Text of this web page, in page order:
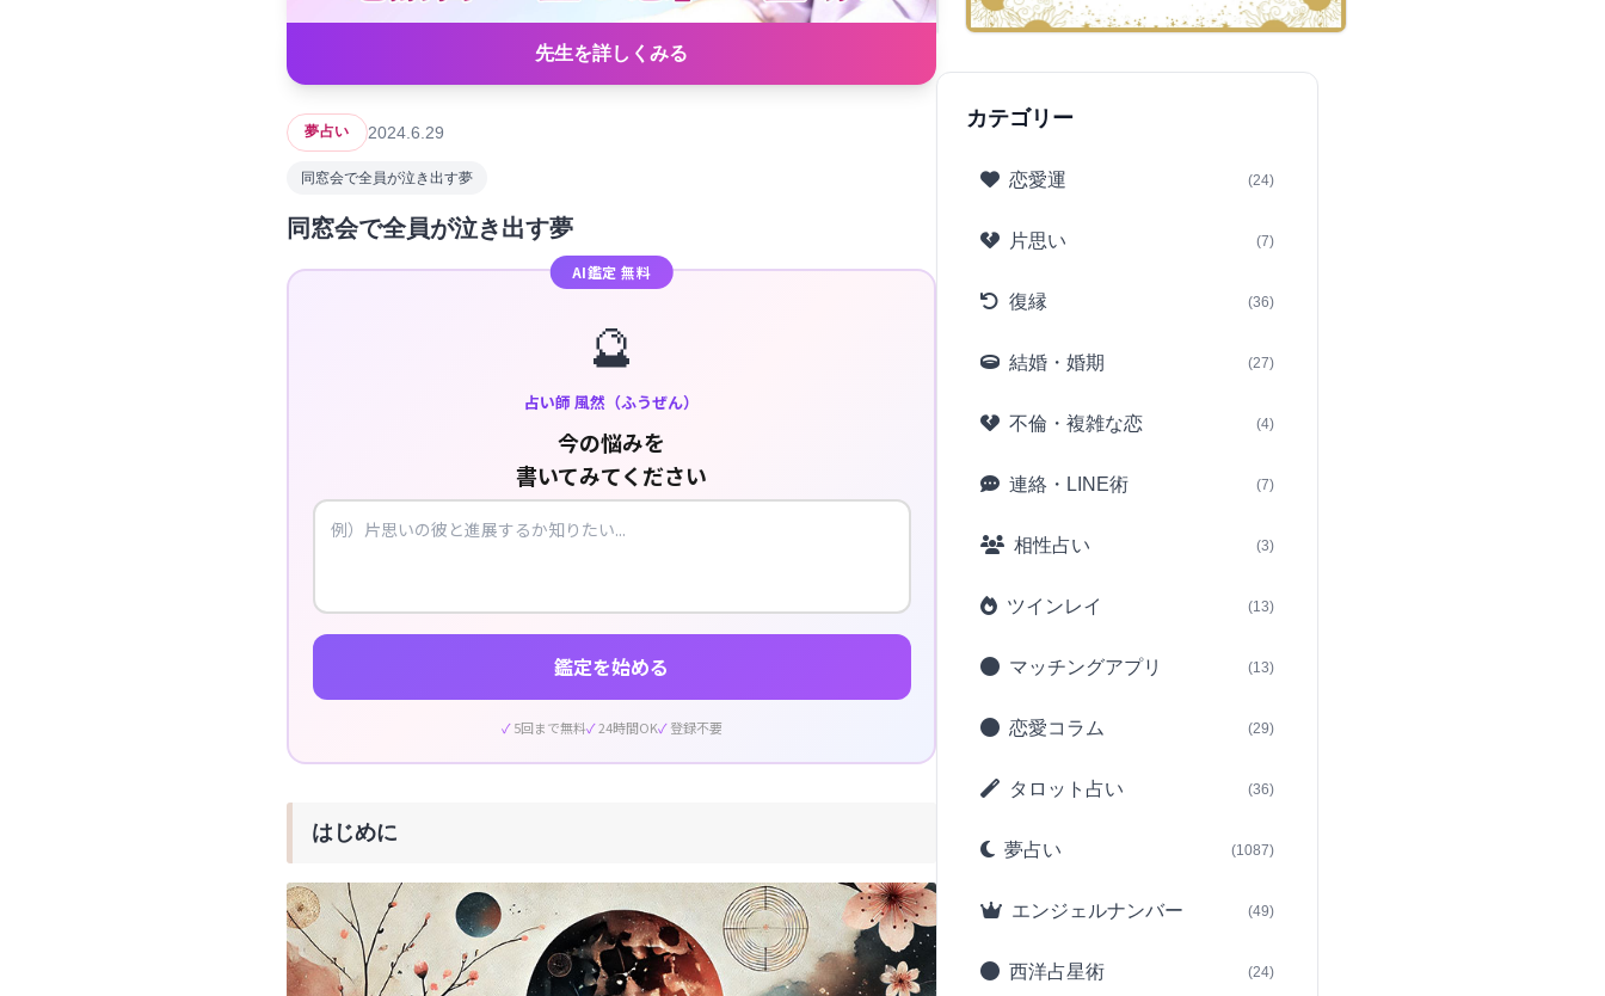
先生を詳しくみる
夢占い 2024.6.29
同窓会で全員が泣き出す夢
同窓会で全員が泣き出す夢
AI鑑定 無料
🔮
占い師 風然（ふうぜん）
今の悩みを
書いてみてください
鑑定を始める
5回まで無料 24時間OK 登録不要
はじめに
カテゴリー
恋愛運 (24)
片思い (7)
復縁 (36)
結婚・婚期 (27)
不倫・複雑な恋 (4)
連絡・LINE術 (7)
相性占い (3)
ツインレイ (13)
マッチングアプリ (13)
恋愛コラム (29)
タロット占い (36)
夢占い (1087)
エンジェルナンバー (49)
西洋占星術 (24)